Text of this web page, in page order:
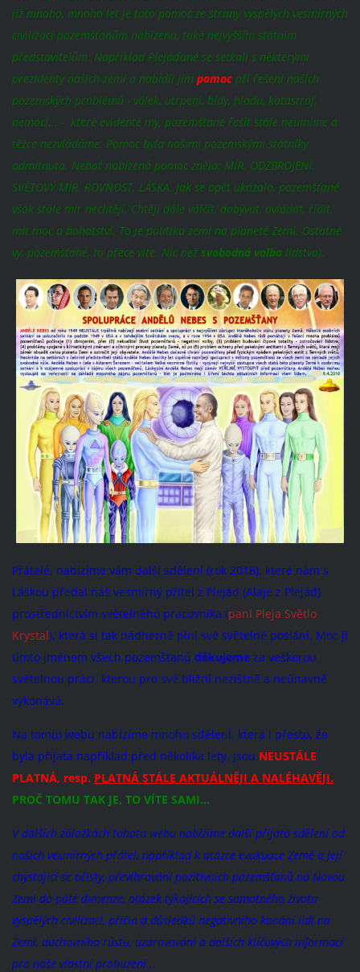
již mnoho, mnoho let je tato pomoc ze strany vyspělých vesmírných
civilizací pozemšťanům nabízena, také nejvyšším státním
představitelům. Například Plejáďané se setkali s některými
prezidenty našich zemí a nabídli jim pomocpři řešení našich
pozemských problémů - válek, utrpení, bídy, hladu, katastrof,
nemocí... - které evidentě my, pozemšťané řešit stále neumíme a
těžce nezvládáme. Pomoc byla našimi pozemskými státníky
odmítnuta. Neboť nabízená pomoc zněla: MÍR. ODZBROJENÍ.
SVĚTOVÝ MÍR. ROVNOST. LÁSKA. Jak se opět ukázalo, pozemšťané
však stále mír nechtějí. Chtějí dále válčit, dobývat, ovládat, řídit,
mít moc a bohatství. To je politika zemí na planetě Zemi. Ostatně
vy, pozemšťané, to přece víte. Nic než svobodná volbalidstva).
Přátelé, nabízíme vám další sdělení (rok 2018), které nám s
Láskou předal náš vesmírný přítel z Plejád (Alaje z Plejád)
prostřednictvím světelného pracovníka (paní Pleja Světlo
Krystal), která si tak nádherně plní své světelné poslání. Moc jí
tímto jménem všech pozemšťanů děkujeme za veškerou
světelnou práci, kterou pro své bližní nezištně a neúnavně
vykonává.
Na tomto webu nabízíme mnoho sdělení, která i přesto, že
byla přijata například před několika lety, jsou NEUSTÁLE
PLATNÁ, resp. PLATNÁ STÁLE AKTUÁLNĚJI A NALÉHAVĚJI.
PROČ TOMU TAK JE, TO VÍTE SAMI...
V dalších záložkách tohoto webu nabízíme další přijatá sdělení od
našich vesmírných přátel, například k otázce evakuace Země a její
chystající se očisty, převibrování pozitivních pozemšťanů na Novou
Zemi do páté dimenze, otázek týkajících se samotného života
vyspělých civilizací, příčin a důsledků negativního konání lidí na
Zemi, duchovního růstu, uzdravování a dalších klíčových informací
pro naše vlastní probuzení...